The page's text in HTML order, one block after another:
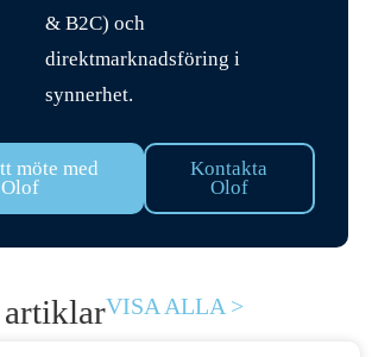
& B2C) och
direktmarknadsföring i
synnerhet.
möte med
Olof
Kontakta
Olof
VISA ALLA >